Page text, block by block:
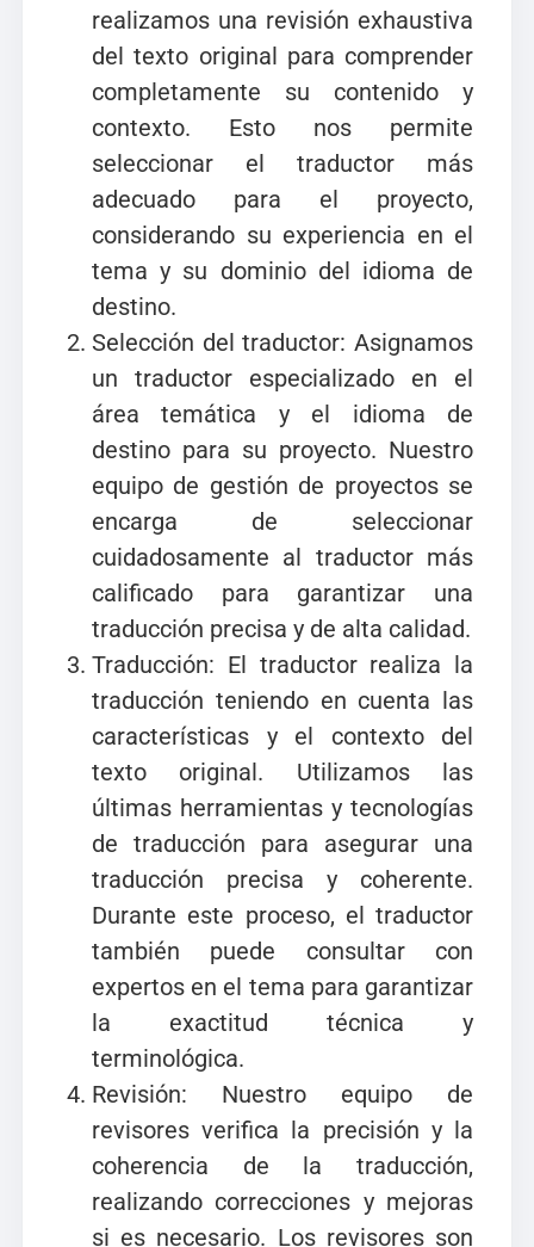
realizamos una revisión exhaustiva
del texto original para comprender
completamente su contenido y
contexto. Esto nos permite
seleccionar el traductor más
adecuado para el proyecto,
considerando su experiencia en el
tema y su dominio del idioma de
destino.
Selección del traductor: Asignamos
un traductor especializado en el
área temática y el idioma de
destino para su proyecto. Nuestro
equipo de gestión de proyectos se
encarga de seleccionar
cuidadosamente al traductor más
calificado para garantizar una
traducción precisa y de alta calidad.
Traducción: El traductor realiza la
traducción teniendo en cuenta las
características y el contexto del
texto original. Utilizamos las
últimas herramientas y tecnologías
de traducción para asegurar una
traducción precisa y coherente.
Durante este proceso, el traductor
también puede consultar con
expertos en el tema para garantizar
la exactitud técnica y
terminológica.
Revisión: Nuestro equipo de
revisores verifica la precisión y la
coherencia de la traducción,
realizando correcciones y mejoras
si es necesario. Los revisores son